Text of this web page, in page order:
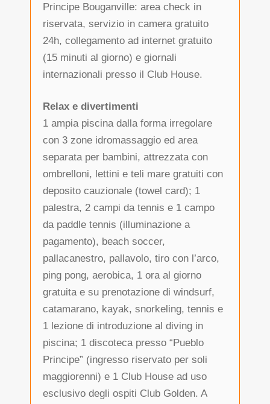
Principe Bouganville: area check in
riservata, servizio in camera gratuito
24h, collegamento ad internet gratuito
(15 minuti al giorno) e giornali
internazionali presso il Club House.
Relax e divertimenti
1 ampia piscina dalla forma irregolare
con 3 zone idromassaggio ed area
separata per bambini, attrezzata con
ombrelloni, lettini e teli mare gratuiti con
deposito cauzionale (towel card); 1
palestra, 2 campi da tennis e 1 campo
da paddle tennis (illuminazione a
pagamento), beach soccer,
pallacanestro, pallavolo, tiro con l’arco,
ping pong, aerobica, 1 ora al giorno
gratuita e su prenotazione di windsurf,
catamarano, kayak, snorkeling, tennis e
1 lezione di introduzione al diving in
piscina; 1 discoteca presso “Pueblo
Principe” (ingresso riservato per soli
maggiorenni) e 1 Club House ad uso
esclusivo degli ospiti Club Golden. A